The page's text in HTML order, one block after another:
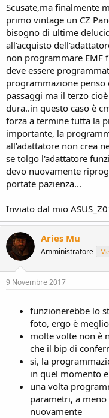
Scusate,ma finalmente
primo vintage un CZ
bisogno di ultime
all'acquisto
non programmare EMF
deve essere
programmazione
passaggi ma il terzo
dura..in questo caso è
forza a termine tutta la
importante, la
all'adattatore non crea
se tolgo l'adattatore
devo nuovamente
portate pazienza...
Inviato dal mio
Aries Mu
Amministratore
9 Novembre 2017
funzionerebbe lo
foto, ergo è
molte volte non è
che il bip di
si, la
in quel momento
una volta
parametri, a
nuovamente